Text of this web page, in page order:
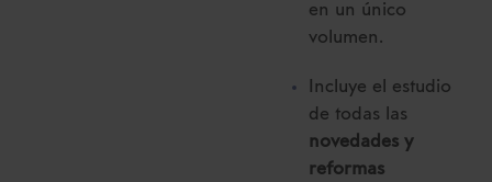
en un único
volumen.
Incluye el estudio
de todas las
novedades y
reformas